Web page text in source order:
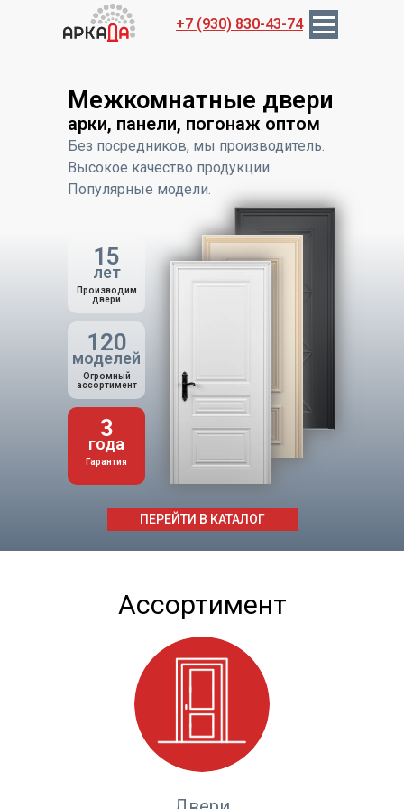
+7 (930) 830-43-74
Ассортимент
3
года
Гарантия
15
лет
Производим
двери
Межкомнатные двери
арки, панели, погонаж оптом
Без посредников, мы производитель.
Высокое качество продукции.
Популярные модели.
ПЕРЕЙТИ В КАТАЛОГ
120
моделей
Огромный
ассортимент
Ассортимент